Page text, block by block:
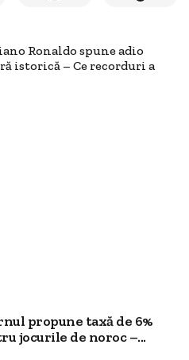
Ronaldo spune adio
istorică – Ce recorduri a
propune taxă de 6%
jocurile de noroc –...